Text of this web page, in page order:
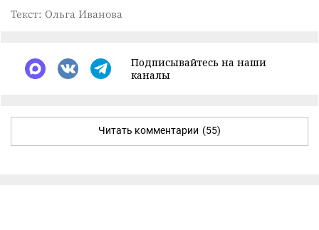
Текст: Ольга Иванова
Подписывайтесь на наши
каналы
Читать комментарии (55)